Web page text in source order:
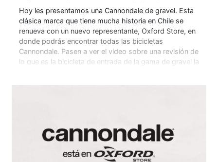
Hoy les presentamos una Cannondale de gravel. Esta
clásica marca que tiene mucha historia en Chile se
renueva con un nuevo representante, Oxford Store, en
donde podrás encontrar todas las bicicletas
Cannondale. Pasen a ver el video sobre una revisión de
lo que es la bicicleta de entrada de la gama de gravel la